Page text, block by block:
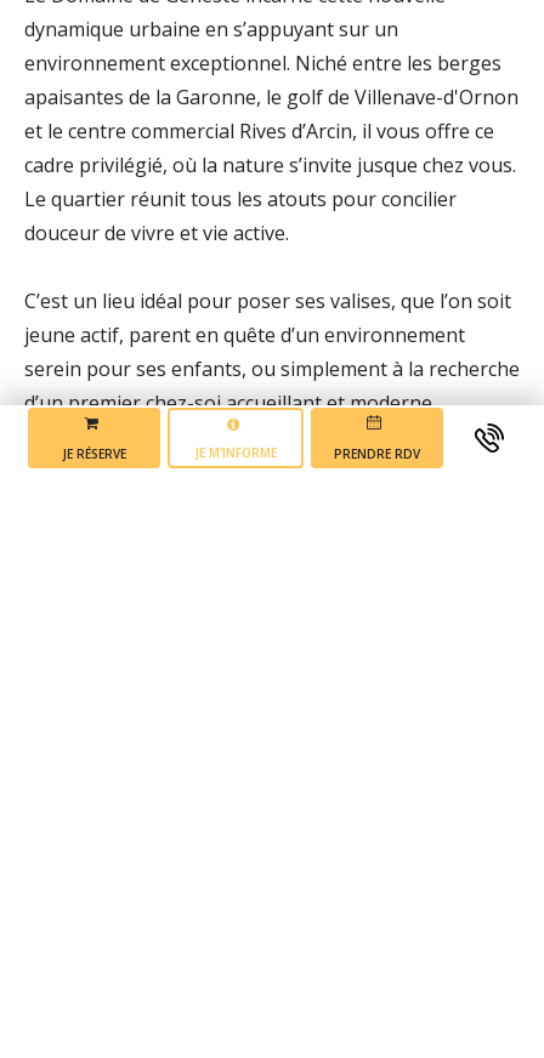
dynamique urbaine en s’appuyant sur un
environnement exceptionnel. Niché entre les berges
apaisantes de la Garonne, le golf de Villenave-d'Ornon
et le centre commercial Rives d’Arcin, il vous offre ce
cadre privilégié, où la nature s’invite jusque chez vous.
Le quartier réunit tous les atouts pour concilier
douceur de vivre et vie active.
C’est un lieu idéal pour poser ses valises, que l’on soit
jeune actif, parent en quête d’un environnement
serein pour ses enfants, ou simplement à la recherche
d’un premier chez-soi accueillant et moderne.
JE RÉSERVE JE M'INFORME PRENDRE RDV